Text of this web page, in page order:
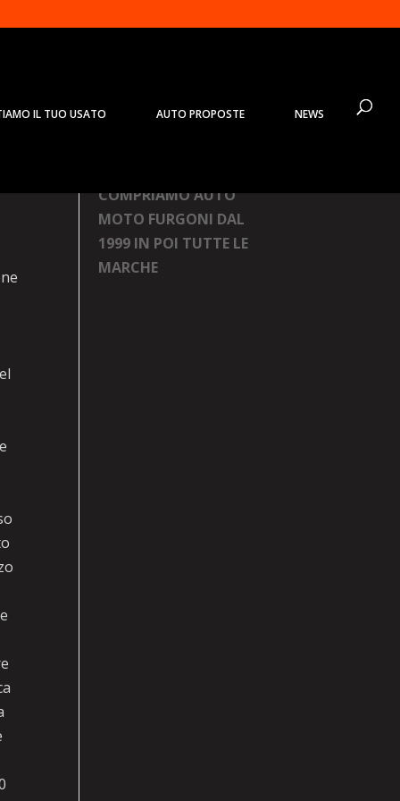
IL TUO USATO AUTO PROPOSTE NEWS
COMPRIAMO AUTO
MOTO FURGONI DAL
1999 IN POI TUTTE LE
MARCHE